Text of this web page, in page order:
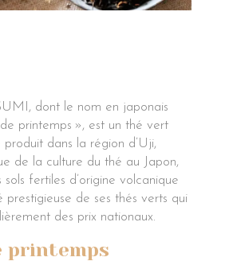
dont le nom en japonais
printemps », est un thé vert
dans la région d’Uji,
de la culture du thé au Japon,
fertiles d’origine volcanique
prestigieuse de ses thés verts qui
des prix nationaux.
printemps